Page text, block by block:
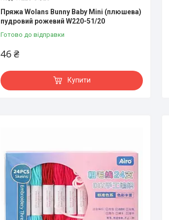
Пряжа Wolans Bunny Baby Mini (плюшева)
пудровий рожевий W220-51/20
Готово до відправки
46 ₴
Купити